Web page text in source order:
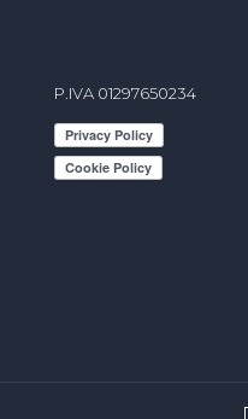
P.IVA 01297650234